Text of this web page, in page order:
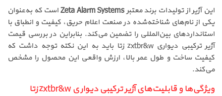
این آژیر از تولیدات برند معتبرZeta Alarm Systemsاست که به‌عنوان
یکی از نام‌های شناخته‌شده در صنعت اعلام حریق، کیفیت و انطباق با
استانداردهای بین‌المللی را تضمین می‌کند. بنابراین در بررسی قیمت
آژیر ترکیبی دیواری zxtbr&w زتا باید به این نکته توجه داشت که
کیفیت ساخت و طول عمر بالا، ارزش واقعی این محصول را مشخص
می‌کند.
ویژگی‌ها و قابلیت‌های آژیر ترکیبی دیواری zxtbr&w زتا